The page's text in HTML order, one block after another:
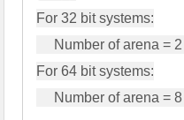
For 32 bit systems:
For 64 bit systems: